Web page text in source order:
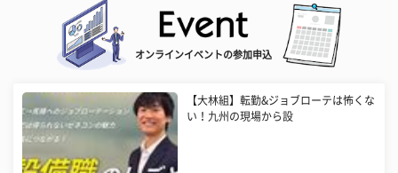
オンラインイベントの参加申込
【大林組】転勤&ジョブローテは怖くな
い！九州の現場から設